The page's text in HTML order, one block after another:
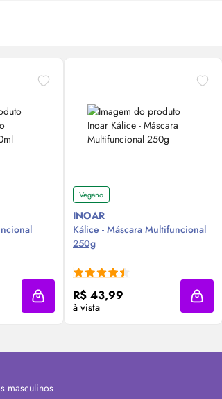
❯
Adicionar à sacola
Vegano
INOAR
Kálice - Máscara Multifuncional
250g
R$ 43,99
à vista
Compre Agora ❯
masculinos